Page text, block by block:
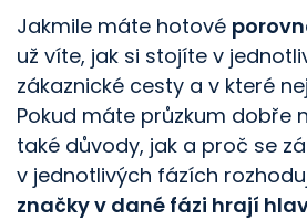
Jakmile máte hotové
už víte, jak si stojíte v
zákaznické cesty a v které
Pokud máte průzkum dobře
také důvody, jak a proč se
v jednotlivých fázích
značky v dané fázi hrají